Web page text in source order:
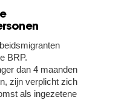
BRP.
dan 4 maanden
zijn verplicht zich
als ingezetene